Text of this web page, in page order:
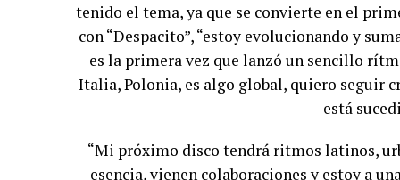
tenido el tema, ya que se convierte en el
con “Despacito”, “estoy evolucionando y
es la primera vez que lanzó un sencillo
Italia, Polonia, es algo global, quiero seguir
está
“Mi próximo disco tendrá ritmos latinos,
esencia, vienen colaboraciones y estoy a